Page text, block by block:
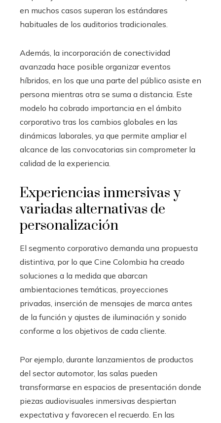
en muchos casos superan los estándares
habituales de los auditorios tradicionales.
Además, la incorporación de conectividad
avanzada hace posible organizar eventos
híbridos, en los que una parte del público asiste en
persona mientras otra se suma a distancia. Este
modelo ha cobrado importancia en el ámbito
corporativo tras los cambios globales en las
dinámicas laborales, ya que permite ampliar el
alcance de las convocatorias sin comprometer la
calidad de la experiencia.
Experiencias inmersivas y
variadas alternativas de
personalización
El segmento corporativo demanda una propuesta
distintiva, por lo que Cine Colombia ha creado
soluciones a la medida que abarcan
ambientaciones temáticas, proyecciones
privadas, inserción de mensajes de marca antes
de la función y ajustes de iluminación y sonido
conforme a los objetivos de cada cliente.
Por ejemplo, durante lanzamientos de productos
del sector automotor, las salas pueden
transformarse en espacios de presentación donde
piezas audiovisuales inmersivas despiertan
expectativa y favorecen el recuerdo. En las